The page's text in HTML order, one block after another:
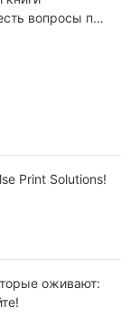
вопросы по
Print Solutions!
оживают: